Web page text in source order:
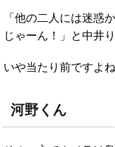
「他の二人には迷惑
じゃーん！」と中井り
いや当たり前ですよ
河野くん